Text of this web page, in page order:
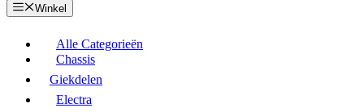
Winkel
Alle Categorieën
Chassis
Giekdelen
Electra